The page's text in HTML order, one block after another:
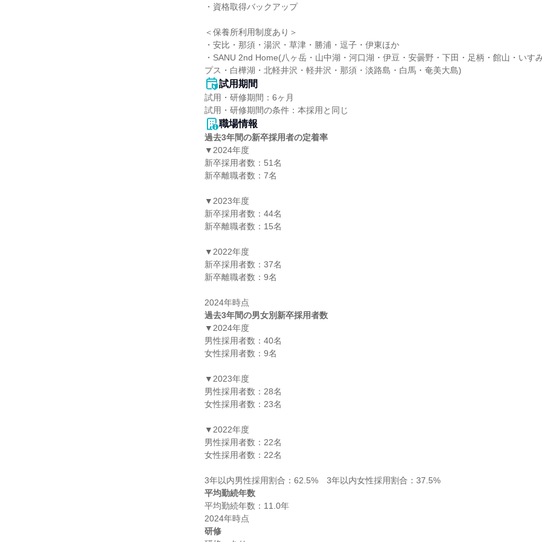
・資格取得バックアップ
＜保養所利用制度あり＞
・安比・那須・湯沢・草津・勝浦・逗子・伊東ほか
・SANU 2nd Home(八ヶ岳・山中湖・河口湖・伊豆・安曇野・下田・足柄・館山・いす
プス・白樺湖・北軽井沢・軽井沢・那須・淡路島・白馬・奄美大島)
試用期間
試用・研修期間：6ヶ月
職場情報
過去3年間の新卒採用者の定着率
▼2024年度
新卒採用者数：51名
新卒離職者数：7名
▼2023年度
新卒採用者数：44名
新卒離職者数：15名
▼2022年度
新卒採用者数：37名
新卒離職者数：9名
過去3年間の男女別新卒採用者数
▼2024年度
男性採用者数：40名
女性採用者数：9名
▼2023年度
男性採用者数：28名
女性採用者数：23名
▼2022年度
男性採用者数：22名
女性採用者数：22名
平均勤続年数
平均勤続年数：11.0年
研修